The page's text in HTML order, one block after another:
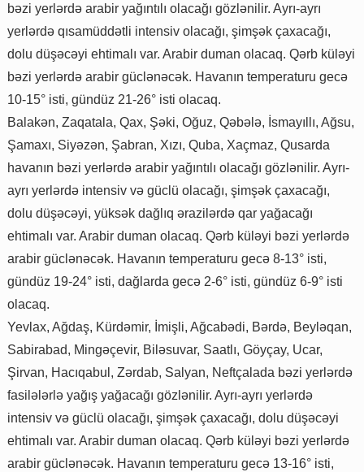
bəzi yerlərdə arabir yağıntılı olacağı gözlənilir. Ayrı-ayrı
yerlərdə qısamüddətli intensiv olacağı, şimşək çaxacağı,
dolu düşəcəyi ehtimalı var. Arabir duman olacaq. Qərb küləyi
bəzi yerlərdə arabir güclənəcək. Havanın temperaturu gecə
10-15° isti, gündüz 21-26° isti olacaq.
Balakən, Zaqatala, Qax, Şəki, Oğuz, Qəbələ, İsmayıllı, Ağsu,
Şamaxı, Siyəzən, Şabran, Xızı, Quba, Xaçmaz, Qusarda
havanın bəzi yerlərdə arabir yağıntılı olacağı gözlənilir. Ayrı-
ayrı yerlərdə intensiv və güclü olacağı, şimşək çaxacağı,
dolu düşəcəyi, yüksək dağlıq ərazilərdə qar yağacağı
ehtimalı var. Arabir duman olacaq. Qərb küləyi bəzi yerlərdə
arabir güclənəcək. Havanın temperaturu gecə 8-13° isti,
gündüz 19-24° isti, dağlarda gecə 2-6° isti, gündüz 6-9° isti
olacaq.
Yevlax, Ağdaş, Kürdəmir, İmişli, Ağcabədi, Bərdə, Beyləqan,
Sabirabad, Mingəçevir, Biləsuvar, Saatlı, Göyçay, Ucar,
Şirvan, Hacıqabul, Zərdab, Salyan, Neftçalada bəzi yerlərdə
fasilələrlə yağış yağacağı gözlənilir. Ayrı-ayrı yerlərdə
intensiv və güclü olacağı, şimşək çaxacağı, dolu düşəcəyi
ehtimalı var. Arabir duman olacaq. Qərb küləyi bəzi yerlərdə
arabir güclənəcək. Havanın temperaturu gecə 13-16° isti,